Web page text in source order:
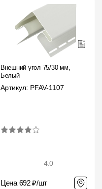
Внешний угол 75/30 мм,
Белый
Артикул: PFAV-1107
4.0
Цена 692 ₽/шт